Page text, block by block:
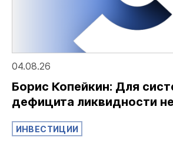
04.08.26
Борис Копейкин: Для
дефицита ликвидности
ИНВЕСТИЦИИ